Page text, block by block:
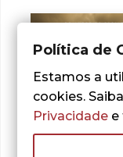
Política de
Estamos a
cookies.
Privacidade e